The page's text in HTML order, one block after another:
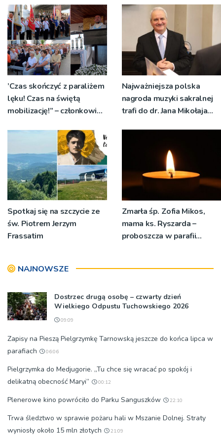
’Czas skończyć z paraliżem
lęku! Czas na świętą
mobilizację!” – członkowie
się w tuchowskim
Najważniejsza polska
nagroda muzyki sakralnej
trafi do dr. Jana Mikołaja
Spotkaj się na szczycie ze
św. Piotrem Jerzym
Frassatim
Zmarła śp. Zofia Mikos,
mama ks. Ryszarda –
proboszcza w parafii
NAJNOWSZE
Dostrzec drugą osobę – czwarty dzień
Wielkiego Odpustu Tuchowskiego 2026
09:09
Zapisy na Pieszą Pielgrzymkę Tarnowską jeszcze do końca lipca w
parafiach
06:06
Pielgrzymka do Medjugorie. „Tu chce się wracać po spokój i
delikatną obecność Maryi”
00:12
Plenerowe kino powróciło do Parku Sanguszków 22:10
Trwa śledztwo w sprawie pożaru hali w Mszanie Dolnej. Straty
wyniosły około 15 mln złotych
21:09